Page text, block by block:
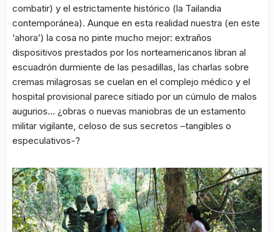
combatir) y el estrictamente histórico (la Tailandia
contemporánea). Aunque en esta realidad nuestra (en este
‘ahora’) la cosa no pinte mucho mejor: extraños
dispositivos prestados por los norteamericanos libran al
escuadrón durmiente de las pesadillas, las charlas sobre
cremas milagrosas se cuelan en el complejo médico y el
hospital provisional parece sitiado por un cúmulo de malos
augurios… ¿obras o nuevas maniobras de un estamento
militar vigilante, celoso de sus secretos –tangibles o
especulativos-?